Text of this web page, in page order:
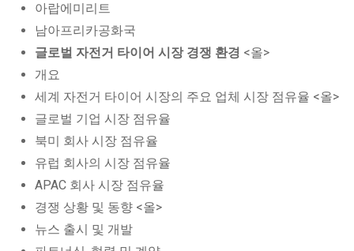
아랍에미리트
남아프리카공화국
글로벌 자전거 타이어 시장 경쟁 환경 <올>
개요
세계 자전거 타이어 시장의 주요 업체 시장 점유율 <올>
글로벌 기업 시장 점유율
북미 회사 시장 점유율
유럽 회사의 시장 점유율
APAC 회사 시장 점유율
경쟁 상황 및 동향 <올>
뉴스 출시 및 개발